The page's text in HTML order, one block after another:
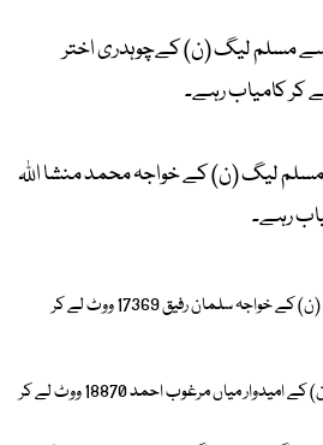
سے مسلم لیگ (ن) کےچوہدری اختر
سیالکوٹ 3 سے مسلم لیگ (ن) کے خواجہ محمد منشا اللہ
پی پی 142 لاہور 6 سے مسلم لیگ (ن) کے خواجہ سلمان رفیق 17369 ووٹ لے کر
پی پی 150 لاہور سے مسلم لیگ (ن) کے امیدوار میاں مرغوب احمد 18870 ووٹ لے کر